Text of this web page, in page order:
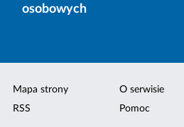
osobowych
Mapa strony
RSS
O serwisie
Pomoc